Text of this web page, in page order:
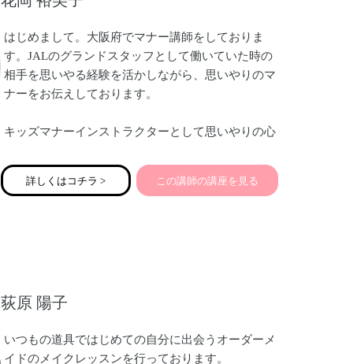
はじめまして。大阪府でマナー講師をしておりま
す。JALのグランドスタッフとして働いていた時の
相手を思いやる経験を活かしながら、思いやりのマ
ナーをお伝えしております。
キッズマナーインストラクターとして思いやりの心
（ママ向け・親子向け）、公共の場でのマナー、友
だちと仲良くできるマナー・新一年生向けの準備講
ております。
思いやりに溢れた講座を開催しております♡
詳しくはコチラ > この講師の講座を見る
荻原 陽子
いつもの道具ではじめての自分に出会うオーダーメ
イドのメイクレッスンを行っております。